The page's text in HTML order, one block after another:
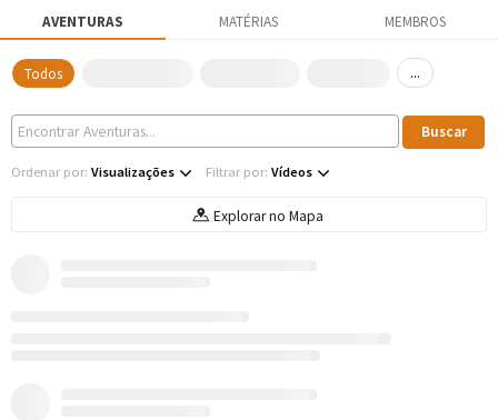
AVENTURAS MATÉRIAS MEMBROS
Todos ...
Ordenar por: Visualizações Filtrar por: Vídeos
Explorar no Mapa